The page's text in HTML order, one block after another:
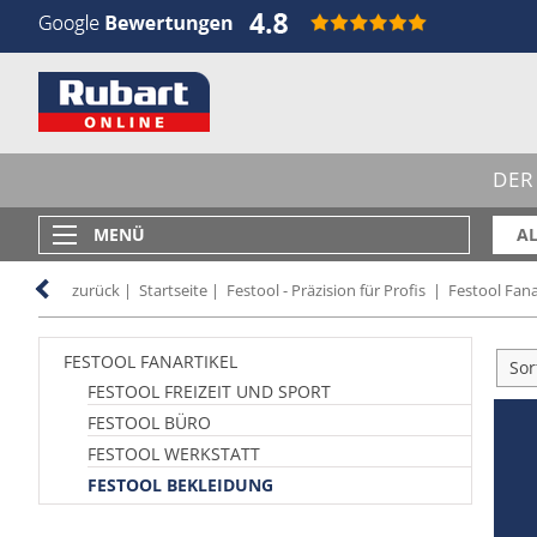
MENÜ
zurück | Startseite | Festool - Präzision für Profis | Festool
FESTOOL FANARTIKEL
FESTOOL FREIZEIT UND SPORT
FESTOOL BÜRO
FESTOOL WERKSTATT
FESTOOL BEKLEIDUNG